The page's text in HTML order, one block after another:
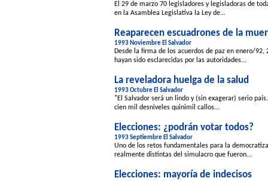
El 29 de marzo 70 legisladores y legisladoras de
en la Asamblea Legislativa la Ley de...
Reaparecen escuadrones de la
1993 Noviembre El Salvador
Desde la firma de los acuerdos de paz en enero/
hayan sido esclarecidas por las autoridades...
La reveladora huelga de la salud
1993 Octubre El Salvador
"El Salvador será un lindo y (sin exagerar) serio
cien mil desniveles quinimil callos...
Elecciones: ¿podrán votar todos?
1993 Septiembre El Salvador
Uno de los retos fundamentales para la
realmente distintas del simulacro que fueron...
Elecciones: mayoría de indecisos